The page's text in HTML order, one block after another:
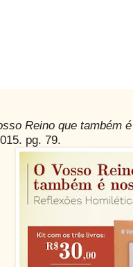
Reino que também
pg. 79.